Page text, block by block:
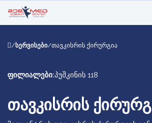
/სერვისები/თავკისრის ქირურგია
ფილიალები:პუშკინის 118
ᲗᲐᲕᲙᲘᲡᲠᲘᲡ